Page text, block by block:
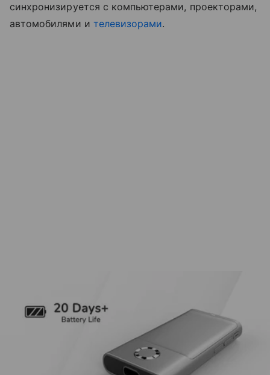
синхронизируется с компьютерами, проекторами,
автомобилями и телевизорами.